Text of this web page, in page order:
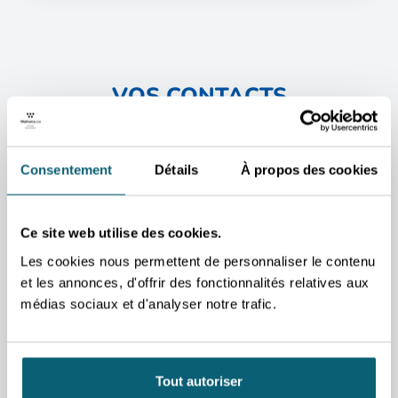
Consentement Détails À propos des cookies
Ce site web utilise des cookies.
Les cookies nous permettent de personnaliser le contenu
et les annonces, d'offrir des fonctionnalités relatives aux
médias sociaux et d'analyser notre trafic.
Tout autoriser
VOS CONTACTS
Nos conseillers sont à
votre disposition pour
vos projets et répondre à
vos questions.
CONTACT
Eva
Atkari
Assistante
commerciale
Budapest